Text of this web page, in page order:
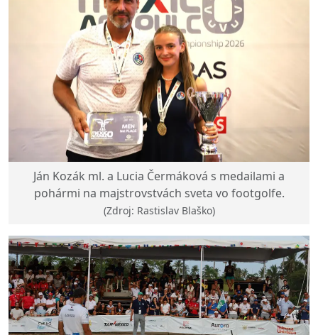
Ján Kozák ml. a Lucia Čermáková s medailami a
pohármi na majstrovstvách sveta vo footgolfe.
(Zdroj: Rastislav Blaško)